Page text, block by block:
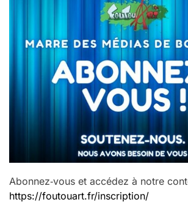
Abonnez‑vous et accédez à notre
https://foutouart.fr/inscription/